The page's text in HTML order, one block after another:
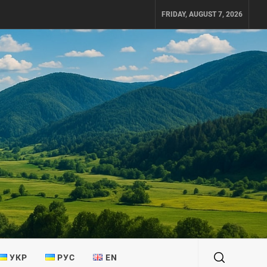
FRIDAY, AUGUST 7, 2026
УКР РУС EN